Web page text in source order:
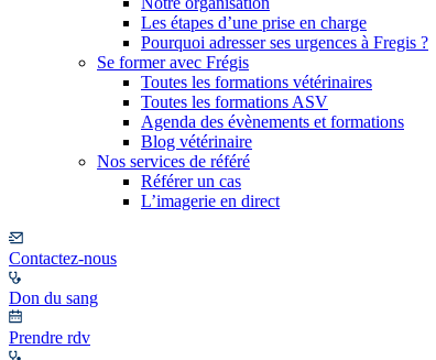
Les étapes d’une prise en charge
Pourquoi adresser ses urgences à Fregis ?
Se former avec Frégis
Toutes les formations vétérinaires
Toutes les formations ASV
Agenda des évènements et formations
Blog vétérinaire
Nos services de référé
Référer un cas
L’imagerie en direct
Contactez-nous
Don du sang
Prendre rdv